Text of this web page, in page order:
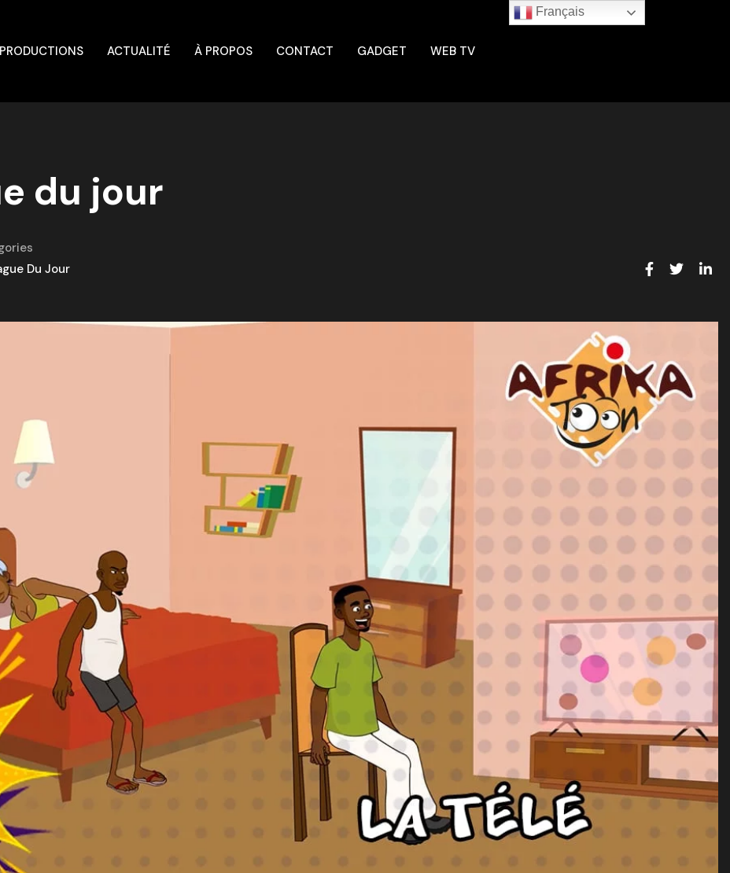
PRODUCTIONS ACTUALITÉ À PROPOS CONTACT GADGET WEB TV
du jour
Du Jour
Français